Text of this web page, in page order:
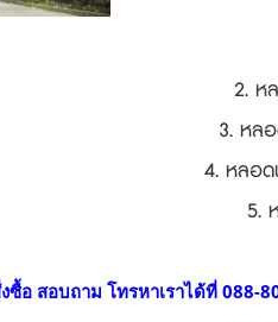
2. ห
3. หล
4. หลอด
5.
ซื้อ สอบถาม โทรหาเราได้ที่ 088-